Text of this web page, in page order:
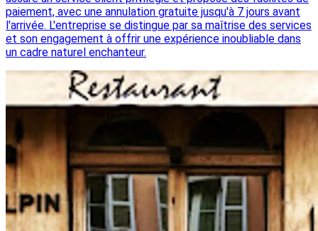
paiement, avec une annulation gratuite jusqu'à 7 jours avant
l'arrivée. L'entreprise se distingue par sa maîtrise des services
et son engagement à offrir une expérience inoubliable dans
un cadre naturel enchanteur.